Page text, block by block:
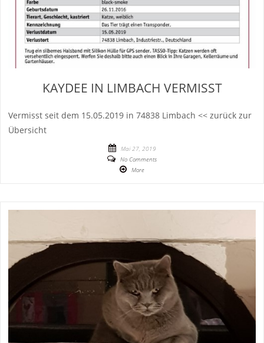
KAYDEE IN LIMBACH VERMISST
Vermisst seit dem 15.05.2019 in 74838 Limbach << zurück zur
Übersicht
Mai 27, 2019
No Comments
More